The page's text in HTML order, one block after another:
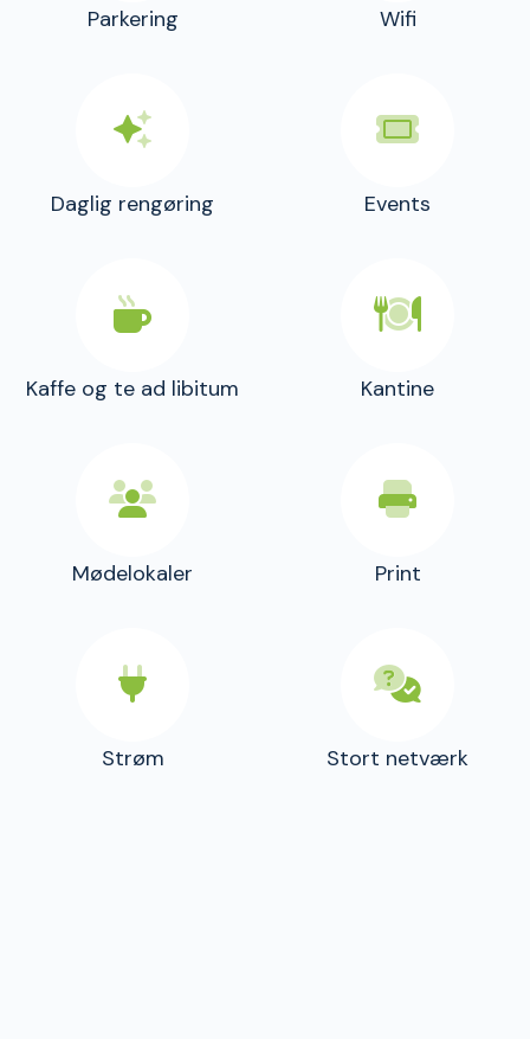
Parkering Wifi
Daglig rengøring Events
Kaffe og te ad libitum Kantine
Mødelokaler Print
Strøm Stort netværk